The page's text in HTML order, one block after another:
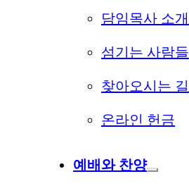
담임목사 소개
섬기는 사람들
찾아오시는 길
온라인 헌금
예배와 찬양